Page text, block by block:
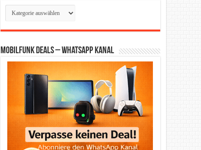
Kategorien
Mobilfunk Deals – WhatsApp Kanal